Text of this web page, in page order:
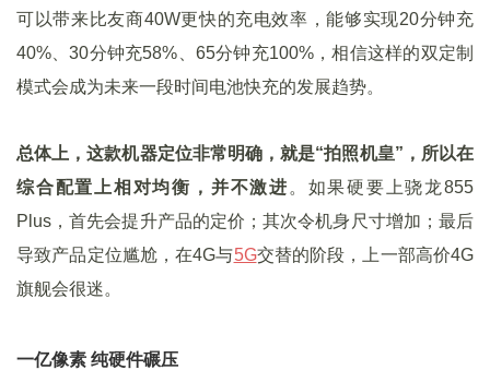
可以带来比友商40W更快的充电效率，能够实现20分钟充
40%、30分钟充58%、65分钟充100%，相信这样的双定制
模式会成为未来一段时间电池快充的发展趋势。
总体上，这款机器定位非常明确，就是“拍照机皇”，所以在
综合配置上相对均衡，并不激进 。如果硬要上骁龙855
Plus，首先会提升产品的定价；其次令机身尺寸增加；最后
导致产品定位尴尬，在4G与5G交替的阶段，上一部高价4G
旗舰会很迷。
一亿像素 纯硬件碾压